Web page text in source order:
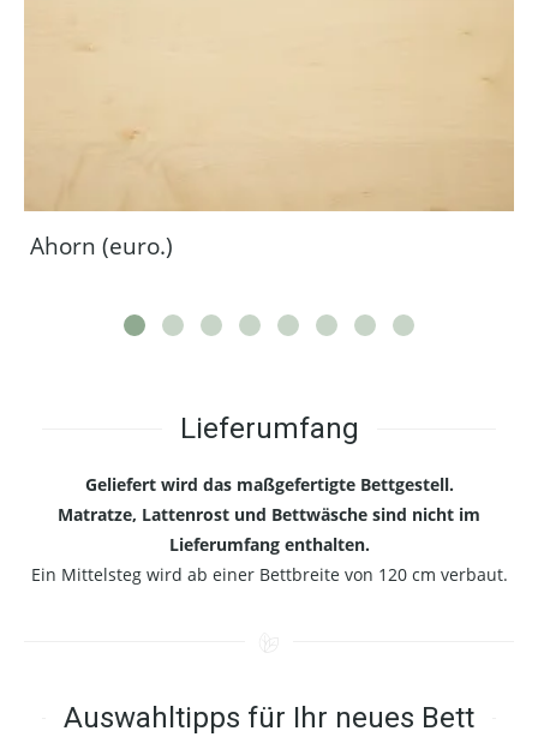
Ahorn (euro.)
Lieferumfang
Geliefert wird das maßgefertigte Bettgestell.
Matratze, Lattenrost und Bettwäsche sind nicht im
Lieferumfang enthalten.
Ein Mittelsteg wird ab einer Bettbreite von 120 cm verbaut.
Auswahltipps für Ihr neues Bett